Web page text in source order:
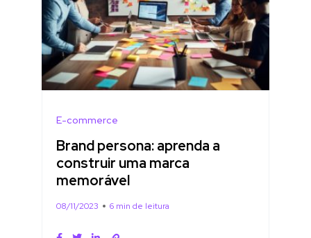
E-commerce
Brand persona: aprenda a
construir uma marca
memorável
08/11/2023 6 min de leitura